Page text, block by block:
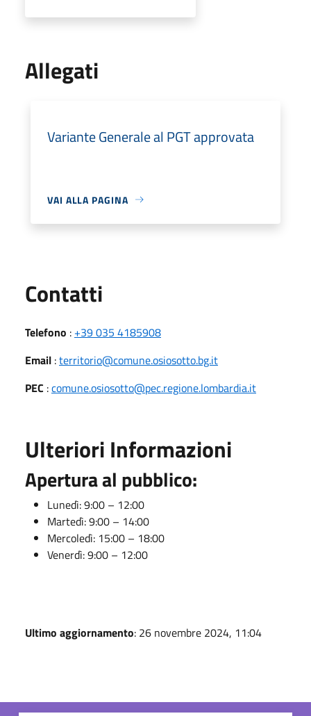
Allegati
Variante Generale al PGT approvata
VAI ALLA PAGINA
Contatti
Telefono : +39 035 4185908
Email :territorio@comune.osiosotto.bg.it
PEC :comune.osiosotto@pec.regione.lombardia.it
Ulteriori Informazioni
Apertura al pubblico:
Lunedì: 9:00 – 12:00
Martedì: 9:00 – 14:00
Mercoledì: 15:00 – 18:00
Venerdì: 9:00 – 12:00
Ultimo aggiornamento: 26 novembre 2024, 11:04